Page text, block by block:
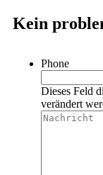
Kein
Phone
Dieses Feld
verändert